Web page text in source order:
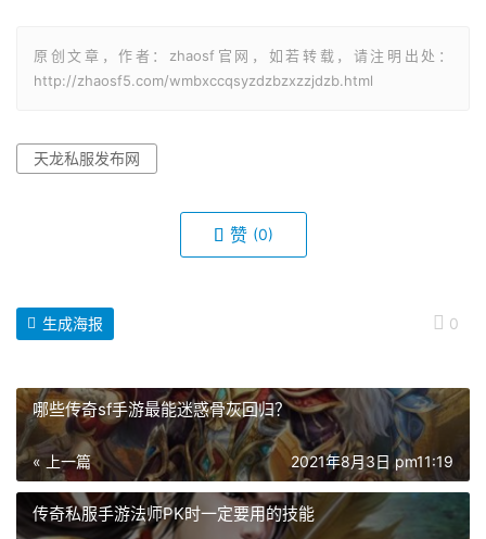
原创文章，作者：zhaosf官网，如若转载，请注明出处：
http://zhaosf5.com/wmbxccqsyzdzbzxzzjdzb.html
天龙私服发布网
赞 (0)
0
生成海报
哪些传奇sf手游最能迷惑骨灰回归？
« 上一篇 2021年8月3日 pm11:19
传奇私服手游法师PK时一定要用的技能